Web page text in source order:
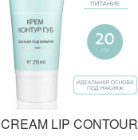
CREAM LIP CONTOUR